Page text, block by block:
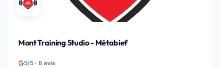
Mont Training Studio - Métabief
5/5 · 8 avis